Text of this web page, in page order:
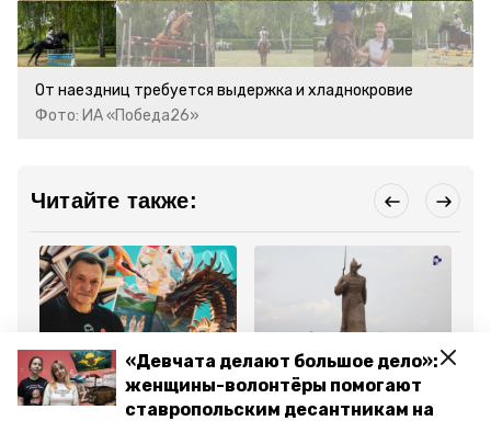
«Девчата делают большое дело»:
женщины-волонтёры помогают
ставропольским десантникам на
От наездниц требуется выдержка и хладнокровие
Фото: ИА «Победа26»
Читайте также:
Статьи
25 июня 2024, 17:12
Рассказы и сказки: в
Новости
12 августа 2024, 17:15
Ставропольцы могут